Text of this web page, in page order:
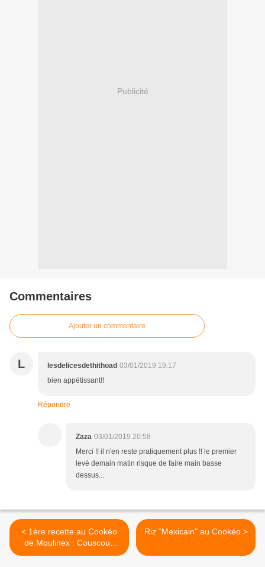
Publicité
Commentaires
Ajouter un commentaire
L lesdelicesdethithoad 03/01/2019 19:17
bien appétissant!!
Répondre
Zaza 03/01/2019 20:58
Merci !! il n'en reste pratiquement plus !! le premier
levé demain matin risque de faire main basse
dessus...
< 1ère recette au Cookéo
de Moulinex : Couscous
façon Zaza
Riz "Mexicain" au Cookéo >